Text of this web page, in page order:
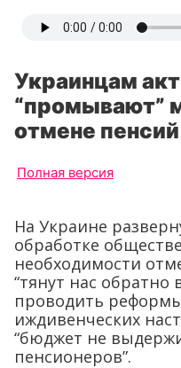
Украинцам
“промывают”
отмене пенсий
Полная версия
На Украине
обработке
необходимости
“тянут нас обратно
проводить
иждивенческих
“бюджет не
пенсионеров”.